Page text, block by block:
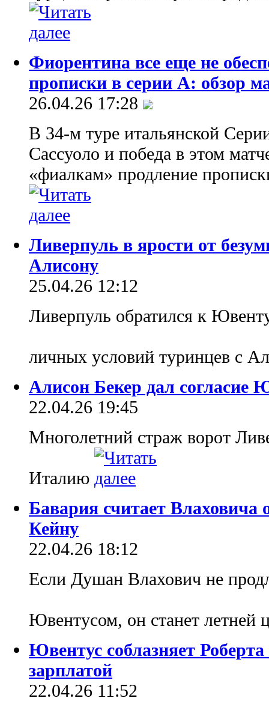
Фиорентина все еще не
прописки в серии А: обзор
26.04.26 17:28
В 34-м туре итальянской
Сассуоло и победа в этом
«фиалкам» продление
Ливерпуль в ярости от
Алисону
25.04.26 12:12
Ливерпуль обратился к
личных условий туринцев с
Алисон Бекер дал согласие
22.04.26 19:45
Многолетний страж ворот
Италию
Бавария считает
Кейну
22.04.26 18:12
Если Душан Влахович не
Ювентусом, он станет летней
Ювентус соблазняет
зарплатой
22.04.26 11:52